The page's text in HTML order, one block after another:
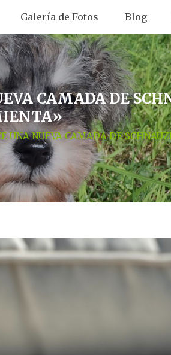
Galería de Fotos Blog
CAMADA DE
UNA NUEVA CAMADA DE